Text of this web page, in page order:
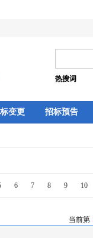
热搜词
变更 招标预告
6 7 8 9 10
当前第